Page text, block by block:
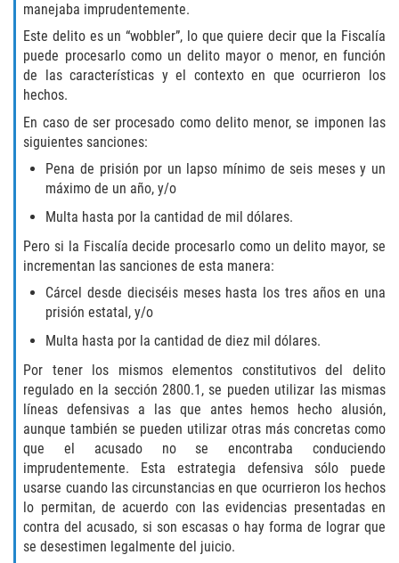
Orden de Protección de Emergencia
Órdenes de Restricción
Publicar Información Dañina En
Internet
Violación de Una Orden de
Restricción
Sustracción de Menores
ASSAULT AND BATTERY
ASSAULT
ASSAULT ON A PUBLIC OFFICIAL
ASSAULT WITH A DEADLY WEAPON
ASSAULT WITH CAUSTIC CHEMICALS OR
FLAMMABLE SUBSTANCES
manejaba imprudentemente.
Este delito es un “wobbler”, lo que quiere decir que la Fiscalía
puede procesarlo como un delito mayor o menor, en función
de las características y el contexto en que ocurrieron los
hechos.
En caso de ser procesado como delito menor, se imponen las
siguientes sanciones:
Pena de prisión por un lapso mínimo de seis meses y un
máximo de un año, y/o
Multa hasta por la cantidad de mil dólares.
Pero si la Fiscalía decide procesarlo como un delito mayor, se
incrementan las sanciones de esta manera:
Cárcel desde dieciséis meses hasta los tres años en una
prisión estatal, y/o
Multa hasta por la cantidad de diez mil dólares.
Por tener los mismos elementos constitutivos del delito
regulado en la sección 2800.1, se pueden utilizar las mismas
líneas defensivas a las que antes hemos hecho alusión,
aunque también se pueden utilizar otras más concretas como
que el acusado no se encontraba conduciendo
imprudentemente. Esta estrategia defensiva sólo puede
usarse cuando las circunstancias en que ocurrieron los hechos
lo permitan, de acuerdo con las evidencias presentadas en
contra del acusado, si son escasas o hay forma de lograr que
se desestimen legalmente del juicio.